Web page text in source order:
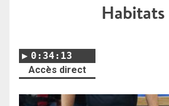
Habitats
0:34:13
Accès direct